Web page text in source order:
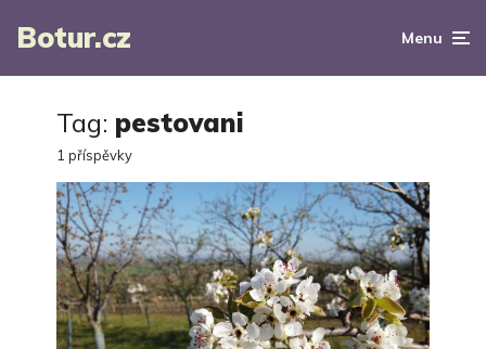
Botur.cz Menu
Tag: pestovani
1 příspěvky